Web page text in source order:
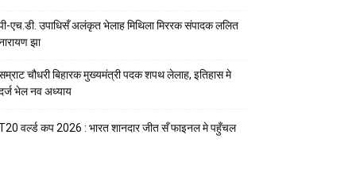
एच.डी. उपाधिसँ अलंकृत भेलाह मिथिला मिररक संपादक ललित
झा
चौधरी बिहारक मुख्यमंत्री पदक शपथ लेलाह, इतिहास मे
भेल नव अध्याय
वर्ल्ड कप 2026 : भारत शानदार जीत सँ फाइनल मे पहुँचल